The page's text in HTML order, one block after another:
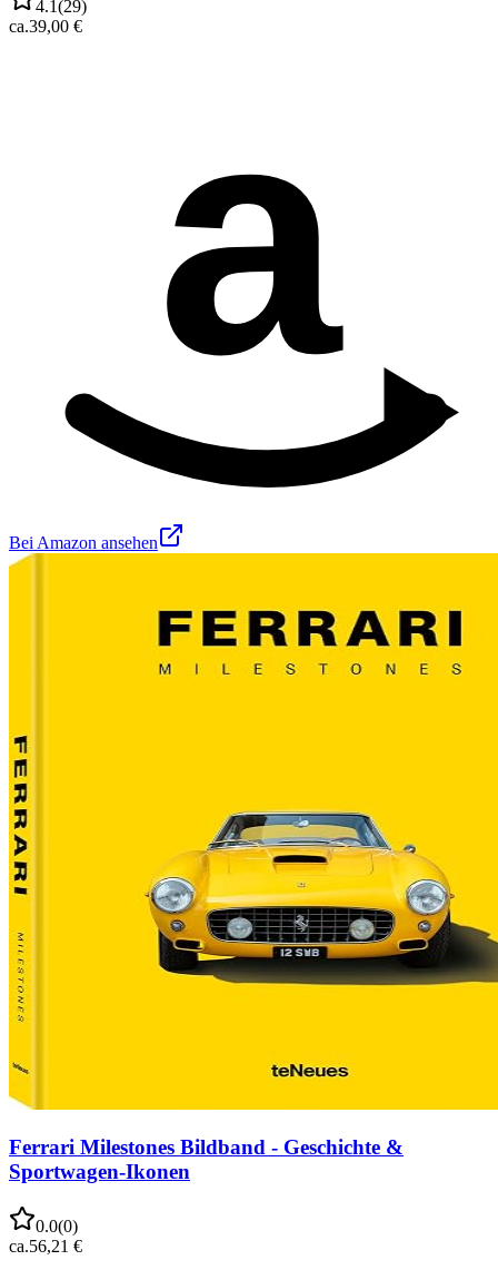
4.1 (29)
ca.39,00 €
a
Bei Amazon ansehen
Ferrari Milestones Bildband - Geschichte &
Sportwagen-Ikonen
0.0(0)
ca.56,21 €